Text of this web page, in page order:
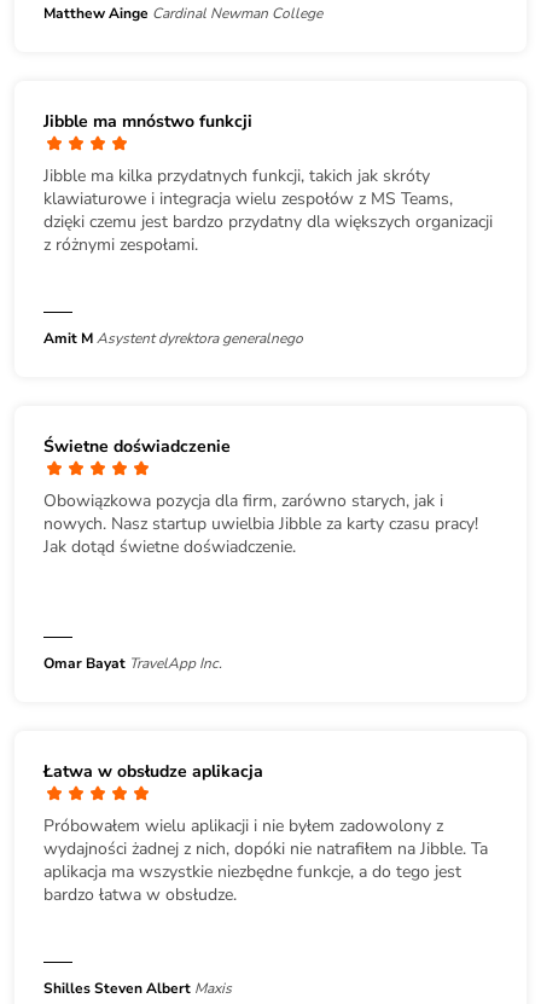
Matthew Ainge Cardinal Newman College
Jibble ma mnóstwo funkcji
Jibble ma kilka przydatnych funkcji, takich jak skróty
klawiaturowe i integracja wielu zespołów z MS Teams,
dzięki czemu jest bardzo przydatny dla większych organizacji
z różnymi zespołami.
Amit MAsystent dyrektora generalnego
Świetne doświadczenie
Obowiązkowa pozycja dla firm, zarówno starych, jak i
nowych. Nasz startup uwielbia Jibble za karty czasu pracy!
Jak dotąd świetne doświadczenie.
Omar Bayat TravelApp Inc.
Łatwa w obsłudze aplikacja
Próbowałem wielu aplikacji i nie byłem zadowolony z
wydajności żadnej z nich, dopóki nie natrafiłem na Jibble. Ta
aplikacja ma wszystkie niezbędne funkcje, a do tego jest
bardzo łatwa w obsłudze.
Shilles Steven Albert Maxis